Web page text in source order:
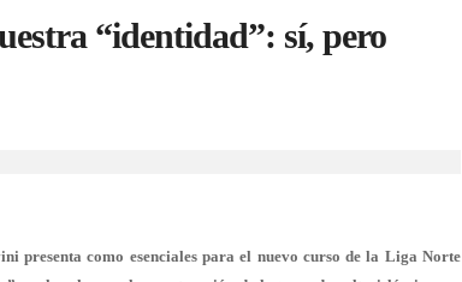
“identidad”: sí, pero
presenta como esenciales para el nuevo curso de la Liga Norte